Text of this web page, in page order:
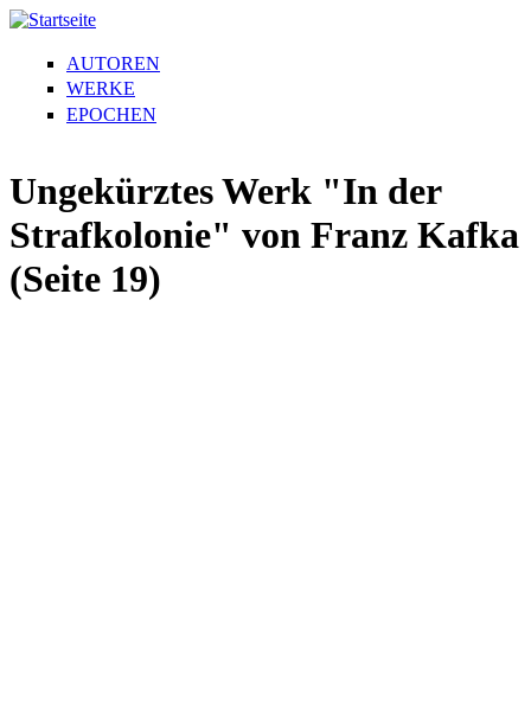
AUTOREN
WERKE
EPOCHEN
Ungekürztes Werk "In der
Strafkolonie" von Franz Kafka
(Seite 19)